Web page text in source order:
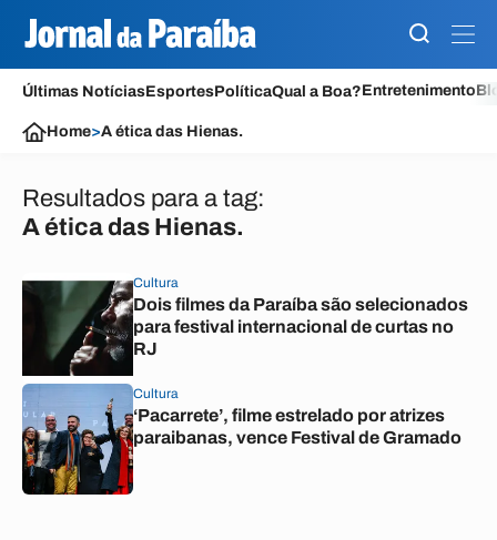
Últimas NotíciasEsportesPolíticaQual a Boa?Entretenimento
Home>A ética das Hienas.
Resultados para a tag:
A ética das Hienas.
Cultura
Dois filmes da Paraíba são selecionados
para festival internacional de curtas no
RJ
Cultura
‘Pacarrete’, filme estrelado por atrizes
paraibanas, vence Festival de Gramado